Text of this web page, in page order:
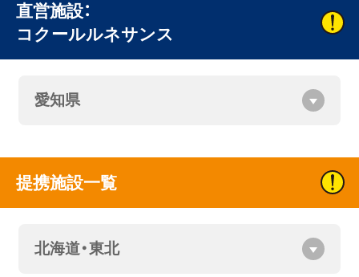
直営施設：
コクールルネサンス
愛知県
提携施設一覧
北海道・東北